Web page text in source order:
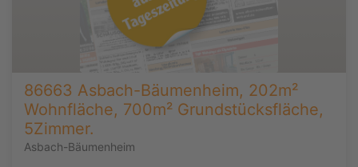
86663 Asbach-Bäumenheim, 202m²
Wohnfläche, 700m² Grundstücksfläche,
5Zimmer.
Asbach-Bäumenheim